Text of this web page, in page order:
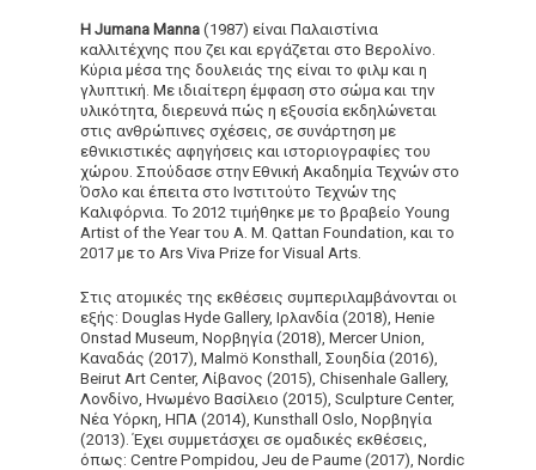
H Jumana Manna (1987) είναι Παλαιστίνια
καλλιτέχνης που ζει και εργάζεται στο Βερολίνο.
Κύρια μέσα της δουλειάς της είναι το φιλμ και η
γλυπτική. Με ιδιαίτερη έμφαση στο σώμα και την
υλικότητα, διερευνά πώς η εξουσία εκδηλώνεται
στις ανθρώπινες σχέσεις, σε συνάρτηση με
εθνικιστικές αφηγήσεις και ιστοριογραφίες του
χώρου. Σπούδασε στην Εθνική Ακαδημία Τεχνών στο
Όσλο και έπειτα στο Ινστιτούτο Τεχνών της
Καλιφόρνια. Το 2012 τιμήθηκε με το βραβείο Young
Artist of the Year του A. M. Qattan Foundation, και το
2017 με το Ars Viva Prize for Visual Arts.
Στις ατομικές της εκθέσεις συμπεριλαμβάνονται οι
εξής: Douglas Hyde Gallery, Ιρλανδία (2018), Henie
Onstad Museum, Νορβηγία (2018), Mercer Union,
Καναδάς (2017), Malmö Konsthall, Σουηδία (2016),
Beirut Art Center, Λίβανος (2015), Chisenhale Gallery,
Λονδίνο, Ηνωμένο Βασίλειο (2015), Sculpture Center,
Νέα Υόρκη, ΗΠΑ (2014), Kunsthall Oslo, Νορβηγία
(2013). Έχει συμμετάσχει σε ομαδικές εκθέσεις,
όπως: Centre Pompidou, Jeu de Paume (2017), Nordic